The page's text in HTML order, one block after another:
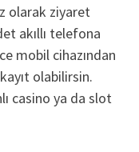
olarak ziyaret
akıllı telefona
mobil cihazından
olabilirsin.
casino ya da slot